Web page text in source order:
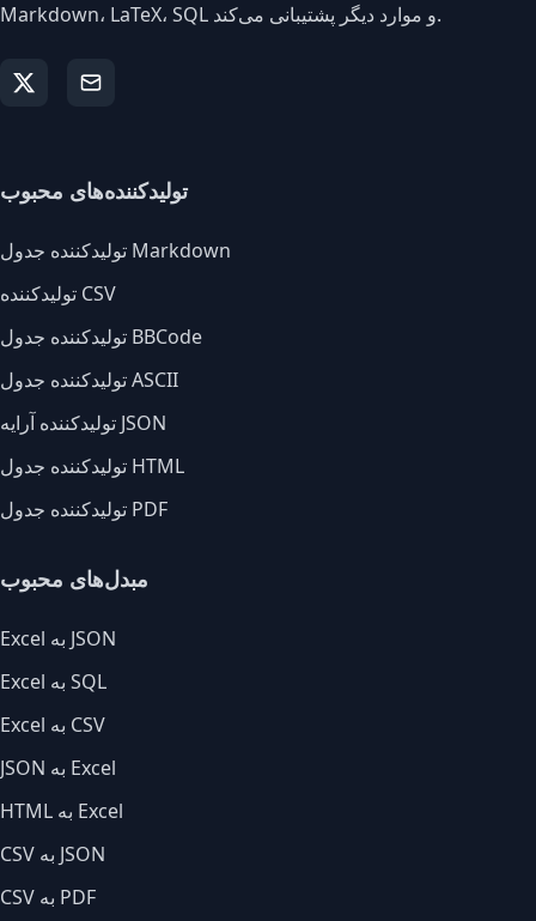
Markdown، LaTeX، SQL و موارد دیگر پشتیبانی می‌کند.
تولیدکننده‌های محبوب
تولیدکننده جدول Markdown
تولیدکننده CSV
تولیدکننده جدول BBCode
تولیدکننده جدول ASCII
تولیدکننده آرایه JSON
تولیدکننده جدول HTML
تولیدکننده جدول PDF
مبدل‌های محبوب
Excel به JSON
Excel به SQL
Excel به CSV
JSON به Excel
HTML به Excel
CSV به JSON
CSV به PDF